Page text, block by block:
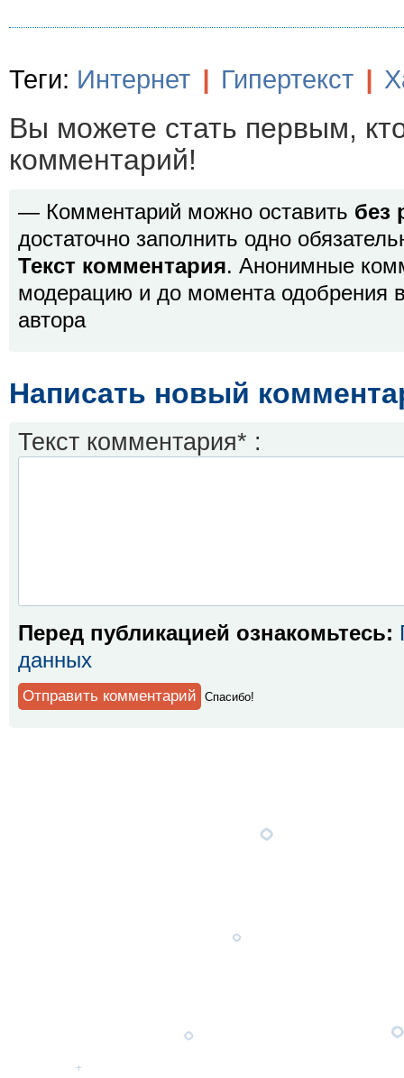
Теги: Интернет | Гипертекст |
Вы можете стать первым,
комментарий!
— Комментарий можно оставить без
достаточно заполнить одно
Текст комментария. Анонимные
модерацию и до момента одобрения
автора
Написать новый
Текст комментария* :
Перед публикацией ознакомьтесь:
данных
Спaсибо!